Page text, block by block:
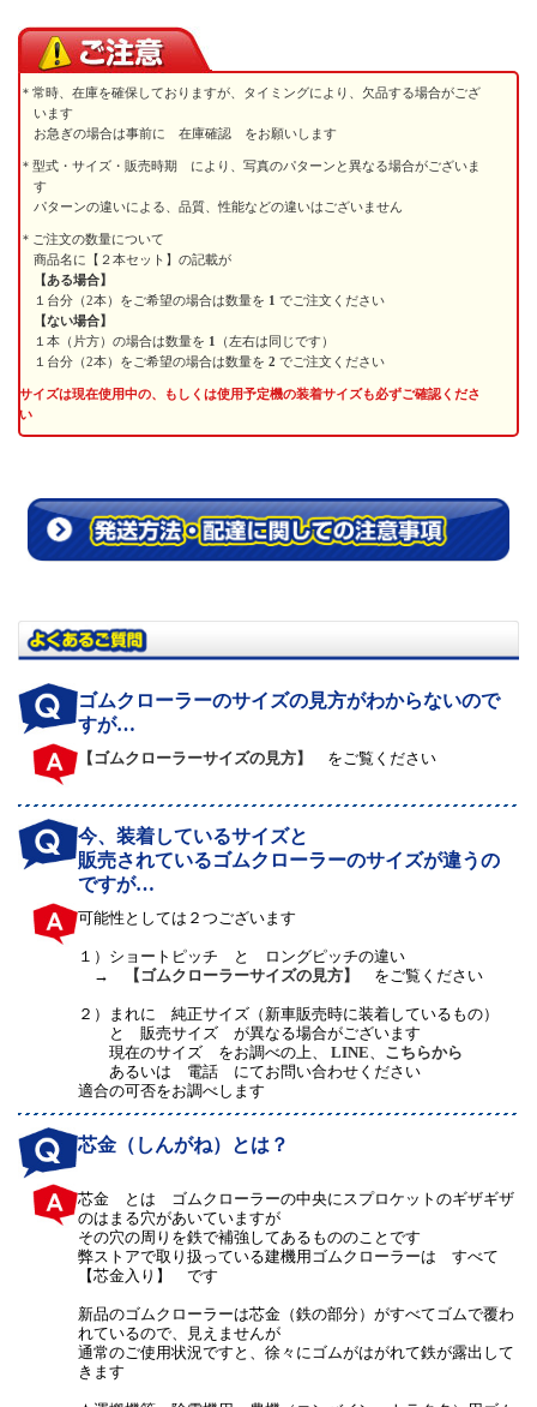
常時、在庫を確保しておりますが、タイミングにより、欠品する場合がござ
います
お急ぎの場合は事前に 在庫確認 をお願いします
型式・サイズ・販売時期 により、写真のパターンと異なる場合がございま
す
パターンの違いによる、品質、性能などの違いはございません
ご注文の数量について
商品名に【２本セット】の記載が
【ある場合】
１台分（2本）をご希望の場合は数量を 1 でご注文ください
【ない場合】
１本（片方）の場合は数量を 1
（左右は同じです）
１台分（2本）をご希望の場合は数量を 2 でご注文ください
サイズは現在使用中の、もしくは使用予定機の装着サイズも必ずご確認くださ
い
ゴムクローラーのサイズの見方がわからないので
すが…
【ゴムクローラーサイズの見方】 をご覧ください
今、装着しているサイズと
販売されているゴムクローラーのサイズが違うの
ですが…
可能性としては２つございます
１） ショートピッチ と ロングピッチの違い
→
【ゴムクローラーサイズの見方】 をご覧ください
２）
まれに 純正サイズ（新車販売時に装着しているもの）
と 販売サイズ が異なる場合がございます
現在のサイズ をお調べの上、LINE
こちらから
あるいは 電話 にてお問い合わせください
適合の可否をお調べします
芯金（しんがね）とは？
芯金 とは ゴムクローラーの中央にスプロケットのギザギザ
のはまる穴があいていますが
その穴の周りを鉄で補強してあるもののことです
弊ストアで取り扱っている建機用ゴムクローラーは すべて
【芯金入り】 です
新品のゴムクローラーは芯金（鉄の部分）がすべてゴムで覆わ
れているので、見えませんが
通常のご使用状況ですと、徐々にゴムがはがれて鉄が露出して
きます